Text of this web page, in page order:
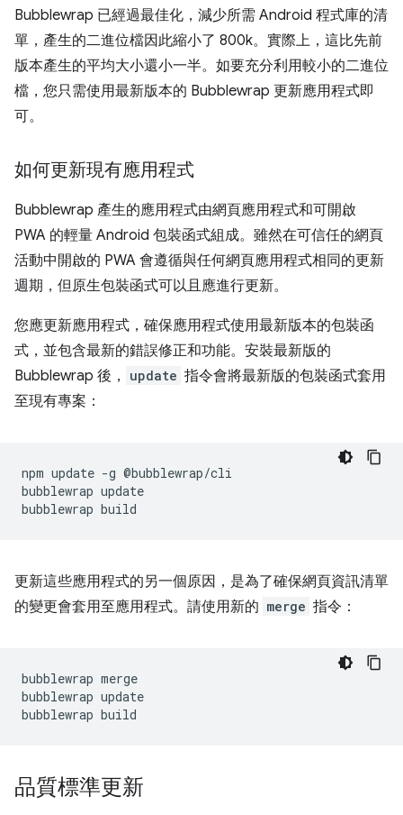
Bubblewrap 已經過最佳化，減少所需 Android 程式庫的清
單，產生的二進位檔因此縮小了 800k。實際上，這比先前
版本產生的平均大小還小一半。如要充分利用較小的二進位
檔，您只需使用最新版本的 Bubblewrap 更新應用程式即
可。
如何更新現有應用程式
Bubblewrap 產生的應用程式由網頁應用程式和可開啟
PWA 的輕量 Android 包裝函式組成。雖然在可信任的網頁
活動中開啟的 PWA 會遵循與任何網頁應用程式相同的更新
週期，但原生包裝函式可以且應進行更新。
您應更新應用程式，確保應用程式使用最新版本的包裝函
式，並包含最新的錯誤修正和功能。安裝最新版的
Bubblewrap 後，
update 指令會將最新版的包裝函式套用
至現有專案：
npm update -g @bubblewrap/cli
bubblewrap update
bubblewrap
更新這些應用程式的另一個原因，是為了確保網頁資訊清單
的變更會套用至應用程式。請使用新的 merge 指令：
bubblewrap merge
bubblewrap update
bubblewrap
品質標準更新